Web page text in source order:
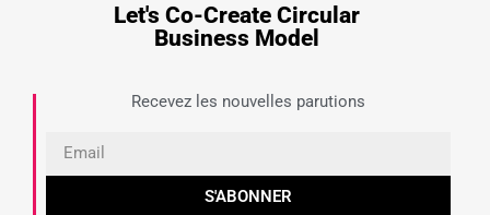
Let's Co-Create Circular
Business Model
Recevez les nouvelles parutions
S'ABONNER